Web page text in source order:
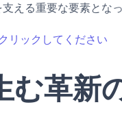
える重要な要素となっ
リックしてください
む革新